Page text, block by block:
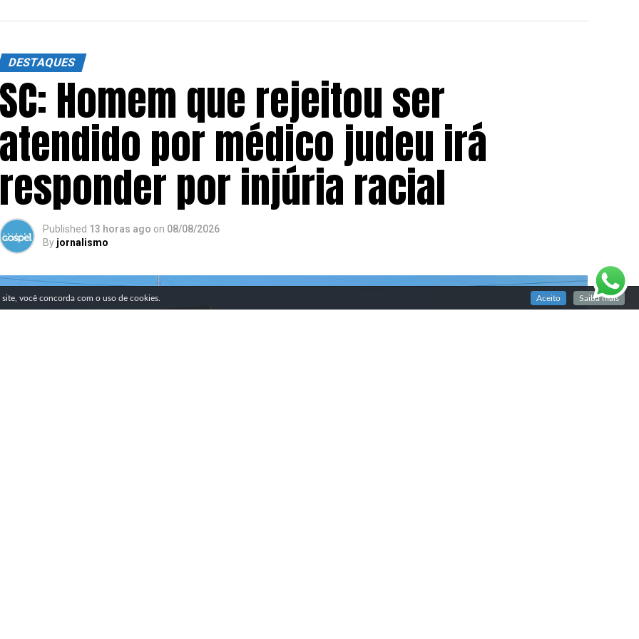
DESTAQUES
SC: Homem que rejeitou ser
atendido por médico judeu irá
responder por injúria racial
Published 13 horas ago on 08/08/2026
By jornalismo
você concorda com o uso de cookies. Aceito Saiba mais